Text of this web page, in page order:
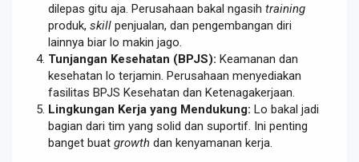
dilepas gitu aja. Perusahaan bakal ngasih training
produk, skill penjualan, dan pengembangan diri
lainnya biar lo makin jago.
Tunjangan Kesehatan (BPJS): Keamanan dan
kesehatan lo terjamin. Perusahaan menyediakan
fasilitas BPJS Kesehatan dan Ketenagakerjaan.
Lingkungan Kerja yang Mendukung: Lo bakal jadi
bagian dari tim yang solid dan suportif. Ini penting
banget buat growth dan kenyamanan kerja.